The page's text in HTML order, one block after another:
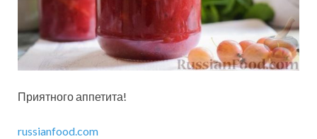
Приятного аппетита!
russianfood.com